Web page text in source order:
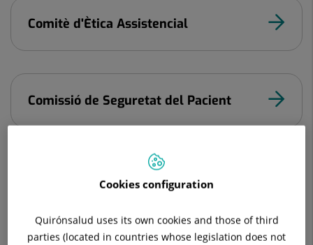
Comitè d'Ètica Assistencial
Comissió de Seguretat del Pacient
Comissió d’Experiència del Pacient
Cookies configuration
Quirónsalud uses its own cookies and those of third
parties (located in countries whose legislation does not